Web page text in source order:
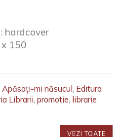
hardcover
150
Apăsați-mi năsucul, Editura
Librarii, promotie, librarie
VEZI TOATE